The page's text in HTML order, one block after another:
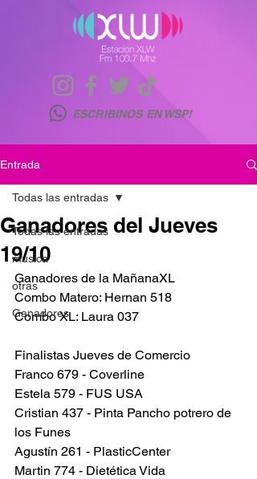
ESCRIBINOS EN WSP!
Entrada
Todas las entradas
musica
otras
Ganadores
Todas las entradas
Ganadores del Jueves
19/10
Ganadores de la MañanaXL
Combo Matero: Hernan 518
Combo XL: Laura 037
Finalistas Jueves de Comercio
Franco 679 - Coverline
Estela 579 - FUS USA
Cristian 437 - Pinta Pancho potrero de
los Funes
Agustín 261 - PlasticCenter
Martin 774 - Dietética Vida